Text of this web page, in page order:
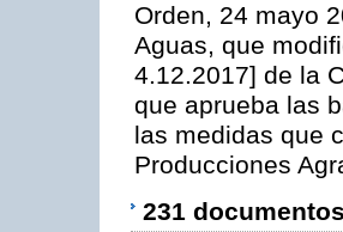
Orden, 24 mayo
Aguas, que
4.12.2017] de la
que aprueba las
las medidas que
Producciones
231